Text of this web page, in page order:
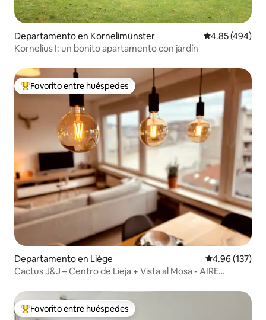
Departamento en Kornelimünster Calificación
4.85 (494)
Kornelius I: un bonito apartamento con jardín
De los mejores en Favorito entre huéspedes
Favorito entre huéspedes
Departamento en Liège Calificación
4.96 (137)
Cactus J&J – Centro de Lieja + Vista al Mosa - AIRE
De los mejores en Favorito entre huéspedes
Favorito entre huéspedes